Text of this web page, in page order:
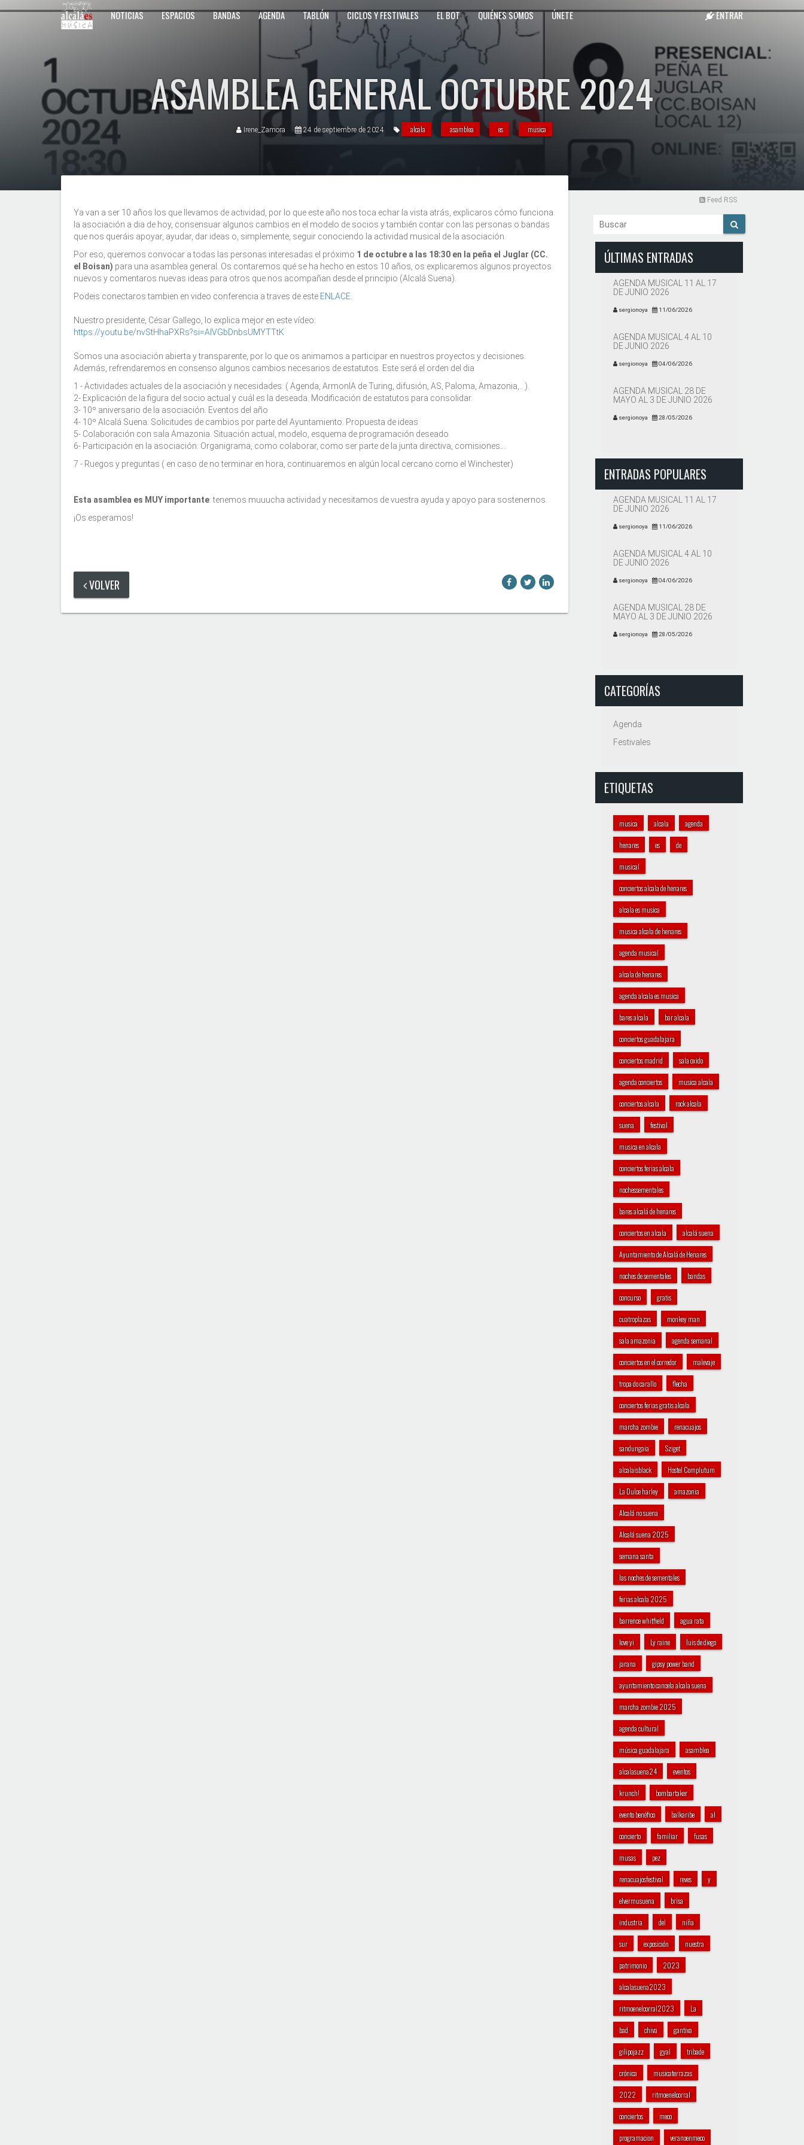
NOTICIAS ESPACIOS BANDAS AGENDA TABLÓN CICLOS Y FESTIVALES EL BOT QUIÉNES SOMOS ÚNETE ENTRAR
ASAMBLEA GENERAL OCTUBRE 2024
Irene_Zamora 24 de septiembre de 2024 alcala asamblea es musica
Ya van a ser 10 años los que llevamos de actividad, por lo que este año nos toca echar la vista atrás, explicaros cómo funciona
la asociación a dia de hoy, consensuar algunos cambios en el modelo de socios y también contar con las personas o bandas
que nos queráis apoyar, ayudar, dar ideas o, simplemente, seguir conociendo la actividad musical de la asociación.
Por eso, queremos convocar a todas las personas interesadas el próximo 1 de octubre a las 18:30 en la peña el Juglar (CC.
el Boisan) para una asamblea general. Os contaremos qué se ha hecho en estos 10 años, os explicaremos algunos proyectos
nuevos y comentaros nuevas ideas para otros que nos acompañan desde el principio (Alcalá Suena).
Podeis conectaros tambien en video conferencia a traves de este ENLACE
Nuestro presidente, César Gallego, lo explica mejor en este vídeo:
https://youtu.be/nvStHhaPXRs?si=AIVGbDnbsUMYTTtK
Somos una asociación abierta y transparente, por lo que os animamos a participar en nuestros proyectos y decisiones.
Además, refrendaremos en consenso algunos cambios necesarios de estatutos. Este será el orden del dia
1 - Actividades actuales de la asociación y necesidades: ( Agenda, ArmonIA de Turing, difusión, AS, Paloma, Amazonia,.. ).
2- Explicación de la figura del socio actual y cuál es la deseada. Modificación de estatutos para consolidar.
3- 10º aniversario de la asociación. Eventos del año
4- 10º Alcalá Suena: Solicitudes de cambios por parte del Ayuntamiento. Propuesta de ideas
5- Colaboración con sala Amazonia. Situación actual, modelo, esquema de programación deseado
6- Participación en la asociación: Organigrama, como colaborar, como ser parte de la junta directiva, comisiones...
7 - Ruegos y preguntas ( en caso de no terminar en hora, continuaremos en algún local cercano como el Winchester)
Esta asamblea es MUY importante: tenemos muuucha actividad y necesitamos de vuestra ayuda y apoyo para sostenernos.
¡Os esperamos!
VOLVER
Feed RSS
ÚLTIMAS ENTRADAS
AGENDA MUSICAL 11 AL 17
DE JUNIO 2026
sergionoya 11/06/2026
AGENDA MUSICAL 4 AL 10
DE JUNIO 2026
sergionoya 04/06/2026
AGENDA MUSICAL 28 DE
MAYO AL 3 DE JUNIO 2026
sergionoya 28/05/2026
ENTRADAS POPULARES
AGENDA MUSICAL 11 AL 17
DE JUNIO 2026
sergionoya 11/06/2026
AGENDA MUSICAL 4 AL 10
DE JUNIO 2026
sergionoya 04/06/2026
AGENDA MUSICAL 28 DE
MAYO AL 3 DE JUNIO 2026
sergionoya 28/05/2026
CATEGORÍAS
Agenda
Festivales
ETIQUETAS
musica alcala agenda
henares es de
musical
conciertos alcala de henares
alcala es musica
musica alcala de henares
agenda musical
alcala de henares
agenda alcala es musica
bares alcala bar alcala
conciertos guadalajara
conciertos madrid sala oxido
agenda conciertos musica alcala
conciertos alcala rock alcala
suena festival
musica en alcala
conciertos ferias alcala
nochessementales
bares alcalá de henares
conciertos en alcala alcalá suena
Ayuntamiento de Alcalá de Henares
noches de sementales bandas
concurso gratis
cuatroplazas monkey man
sala amazonia agenda semanal
conciertos en el corredor malevaje
tropa do carallo flecha
conciertos ferias gratis alcala
marcha zombie renacuajos
sandungaia Sziget
alcalaisblack Hostel Complutum
La Dulce harley amazonia
Alcalá no suena
Alcalá suena 2025
semana santa
las noches de sementales
ferias alcala 2025
barrence whitfield agua rata
love yi Ly raine luis de diego
jarana gipsy power band
ayuntamiento cancela alcala suena
marcha zombie 2025
agenda cultural
música guadalajara asamblea
alcalasuena24 eventos
krunch! bombartaker
evento benéfico balkaribe al
concierto familiar fusas
musas pez
renacuajosfestival reves y
elvermusuena brisa
industria del niña
sur exposición nuestra
patrimonio 2023
alcalasuena2023
ritmoenelcorral2023 La
bad chiva gantiva
gilipojazz gyal tribade
crónica musicaterrazas
2022 ritmoenelcorral
conciertos meco
programacion veranoenmeco